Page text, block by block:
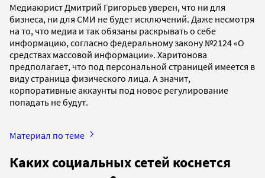
Медиаюрист Дмитрий Григорьев уверен, что ни для
бизнеса, ни для СМИ не будет исключений. Даже несмотря
на то, что медиа и так обязаны раскрывать о себе
информацию, согласно федеральному закону №2124 «О
средствах массовой информации». Харитонова
предполагает, что под персональной страницей имеется в
виду страница физического лица. А значит,
корпоративные аккаунты под новое регулирование
попадать не будут.
Материал по теме
Каких социальных сетей коснется